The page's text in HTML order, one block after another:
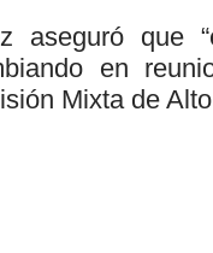
aseguró que
en
Mixta de